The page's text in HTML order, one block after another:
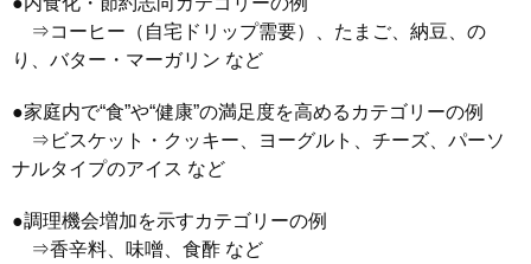
⇒コーヒー（自宅ドリップ需要）、たまご、納豆、の
り、バター・マーガリン など
●家庭内で“食”や“健康”の満足度を高めるカテゴリーの例
⇒ビスケット・クッキー、ヨーグルト、チーズ、パーソ
ナルタイプのアイス など
●調理機会増加を示すカテゴリーの例
⇒香辛料、味噌、食酢 など